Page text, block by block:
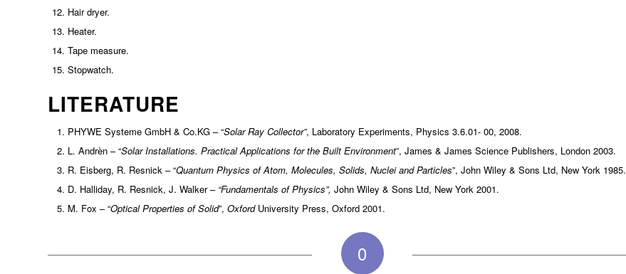
Hair dryer.
Heater.
Tape measure.
Stopwatch.
LITERATURE
PHYWE Systeme GmbH & Co.KG – “Solar Ray Collector”, Laboratory Experiments, Physics 3.6.01- 00, 2008.
L. Andrèn – “Solar Installations. Practical Applications for the Built Environment”, James & James Science Publishers, London 2003.
R. Eisberg, R. Resnick – “Quantum Physics of Atom, Molecules, Solids, Nuclei and Particles”, John Wiley & Sons Ltd, New York 1985.
D. Halliday, R. Resnick, J. Walker – “Fundamentals of Physics”, John Wiley & Sons Ltd, New York 2001.
M. Fox – “Optical Properties of Solid”, Oxford University Press, Oxford 2001.
0